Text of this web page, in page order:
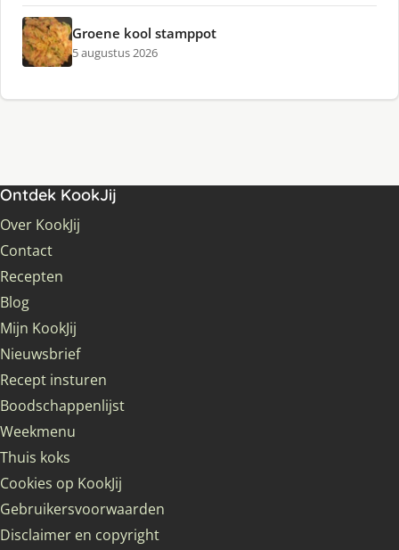
Groene kool stamppot
5 augustus 2026
Ontdek KookJij
Over KookJij
Contact
Recepten
Blog
Mijn KookJij
Nieuwsbrief
Recept insturen
Boodschappenlijst
Weekmenu
Thuis koks
Cookies op KookJij
Gebruikersvoorwaarden
Disclaimer en copyright